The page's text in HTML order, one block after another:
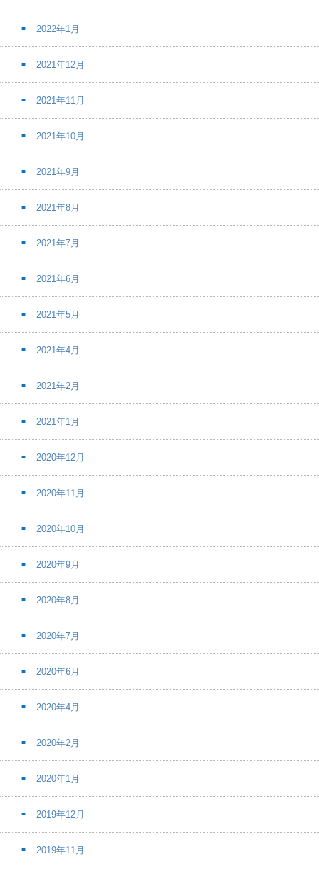
2022年1月
2021年12月
2021年11月
2021年10月
2021年9月
2021年8月
2021年7月
2021年6月
2021年5月
2021年4月
2021年2月
2021年1月
2020年12月
2020年11月
2020年10月
2020年9月
2020年8月
2020年7月
2020年6月
2020年4月
2020年2月
2020年1月
2019年12月
2019年11月